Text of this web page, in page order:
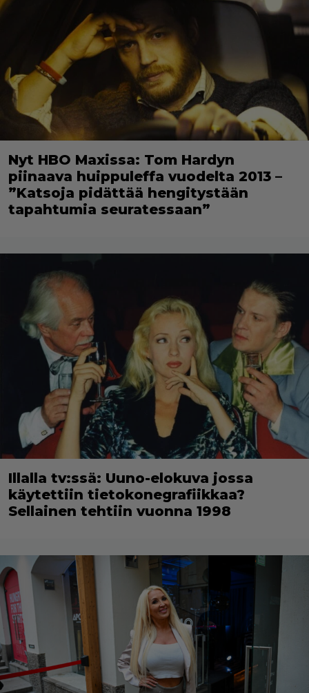
Nyt HBO Maxissa: Tom Hardyn
piinaava huippuleffa vuodelta 2013 –
”Katsoja pidättää hengitystään
tapahtumia seuratessaan”
Illalla tv:ssä: Uuno-elokuva jossa
käytettiin tietokonegrafiikkaa?
Sellainen tehtiin vuonna 1998